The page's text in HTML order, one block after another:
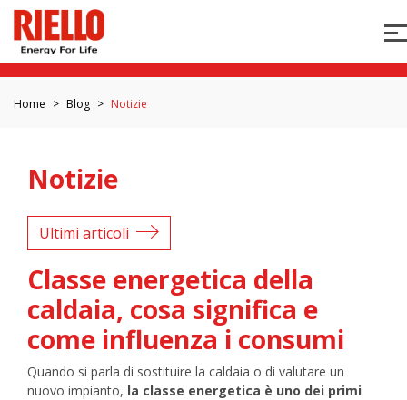
Home Blog Notizie
Notizie
Ultimi articoli
Classe energetica della
caldaia, cosa significa e
come influenza i consumi
Quando si parla di sostituire la caldaia o di valutare un
nuovo impianto, la classe energetica è uno dei primi